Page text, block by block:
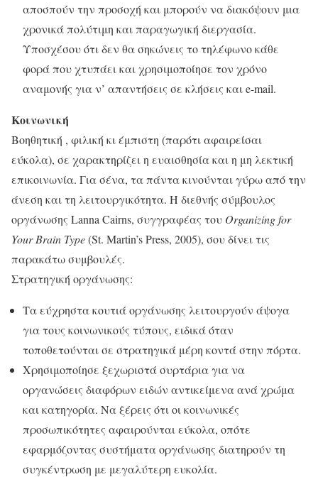
αποσπούν την προσοχή και μπορούν να διακόψουν μια
χρονικά πολύτιμη και παραγωγική διεργασία.
Υποσχέσου ότι δεν θα σηκώνεις το τηλέφωνο κάθε
φορά που χτυπάει και χρησιμοποίησε τον χρόνο
αναμονής για ν’ απαντήσεις σε κλήσεις και e-mail.
Κοινωνική
Βοηθητική , φιλική κι έμπιστη (παρότι αφαιρείσαι
εύκολα), σε χαρακτηρίζει η ευαισθησία και η μη λεκτική
επικοινωνία. Για σένα, τα πάντα κινούνται γύρω από την
άνεση και τη λειτουργικότητα. Η διεθνής σύμβουλος
οργάνωσης Lanna Cairns, συγγραφέας του Organizing for
Your Brain Type(St. Martin’s Press, 2005), σου δίνει τις
παρακάτω συμβουλές.
Στρατηγική οργάνωσης:
Τα εύχρηστα κουτιά οργάνωσης λειτουργούν άψογα
για τους κοινωνικούς τύπους, ειδικά όταν
τοποθετούνται σε στρατηγικά μέρη κοντά στην πόρτα.
Χρησιμοποίησε ξεχωριστά συρτάρια για να
οργανώσεις διαφόρων ειδών αντικείμενα ανά χρώμα
και κατηγορία. Να ξέρεις ότι οι κοινωνικές
προσωπικότητες αφαιρούνται εύκολα, οπότε
εφαρμόζοντας συστήματα οργάνωσης διατηρούν τη
συγκέντρωση με μεγαλύτερη ευκολία.